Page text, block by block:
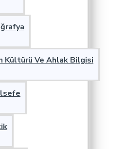
Kültürü Ve Ahlak Bilgisi